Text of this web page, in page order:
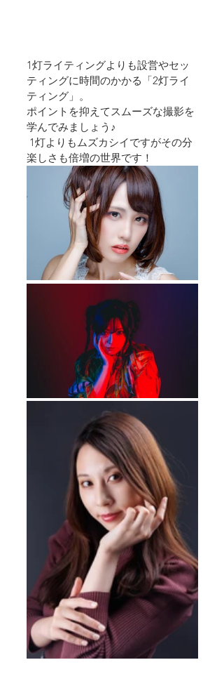
1灯ライティングよりも設営やセッ
ティングに時間のかかる「2灯ライ
ティング」。
ポイントを抑えてスムーズな撮影を
学んでみましょう♪
楽しさも倍増の世界です！